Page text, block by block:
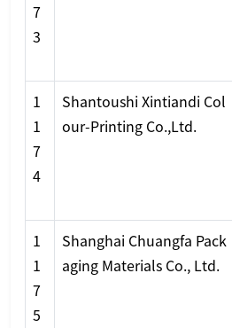
7
3
1
1
7
4
Shantoushi Xintiandi Col
our-Printing Co.,Ltd.
1
1
7
5
Shanghai Chuangfa Pack
aging Materials Co., Ltd.